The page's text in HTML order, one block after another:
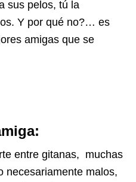
sus pelos, tú la
Y por qué no?… es
amigas que se
entre gitanas, muchas
necesariamente malos,